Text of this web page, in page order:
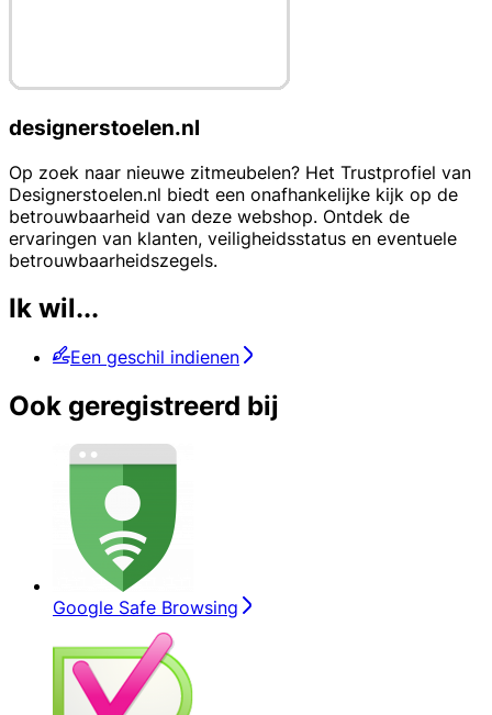
designerstoelen.nl
Op zoek naar nieuwe zitmeubelen? Het Trustprofiel van
Designerstoelen.nl biedt een onafhankelijke kijk op de
betrouwbaarheid van deze webshop. Ontdek de
ervaringen van klanten, veiligheidsstatus en eventuele
betrouwbaarheidszegels.
Ik wil...
Een geschil indienen
Ook geregistreerd bij
Google Safe Browsing